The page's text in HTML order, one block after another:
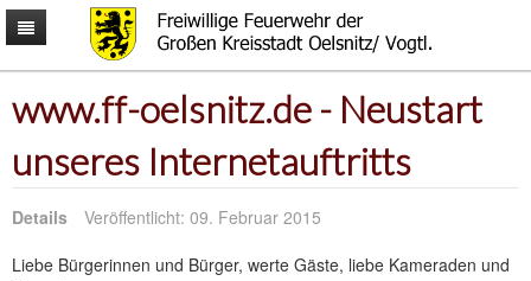
Mitmachen
Kinder & Jugendliche
Gemeinsam
Aktuelles
Termine
Einsatzliste
Einsatzkarte
Aufgaben
Alarmierung
Ausrückeordnung
Ausbildung
Ausrüstung
Fahrzeuge
Rollcontainer
Technik
Interessantes
Wetter & Warnungen
Bürgerinformationen
Kontakt
Impressum
www.ff-oelsnitz.de - Neustart
unseres Internetauftritts
Details
Veröffentlicht: 09. Februar 2015
Liebe Bürgerinnen und Bürger, werte Gäste, liebe Kameraden und